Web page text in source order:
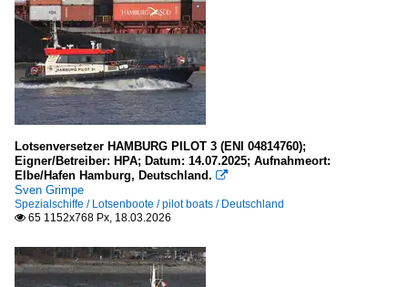
Deutschland
Seezeichen, Leuchtfeuer in Deutschland
Elbe
Ostsee Mecklenburg - Vorpommern
Weser
Werften und Docks
Spezialschiffe
Lotsenversetzer HAMBURG PILOT 3 (ENI 04814760);
Eigner/Betreiber: HPA; Datum: 14.07.2025; Aufnahmeort:
Elbe/Hafen Hamburg, Deutschland. 
Sven Grimpe
Spezialschiffe / Lotsenboote / pilot boats / Deutschland
 65 1152x768 Px, 18.03.2026